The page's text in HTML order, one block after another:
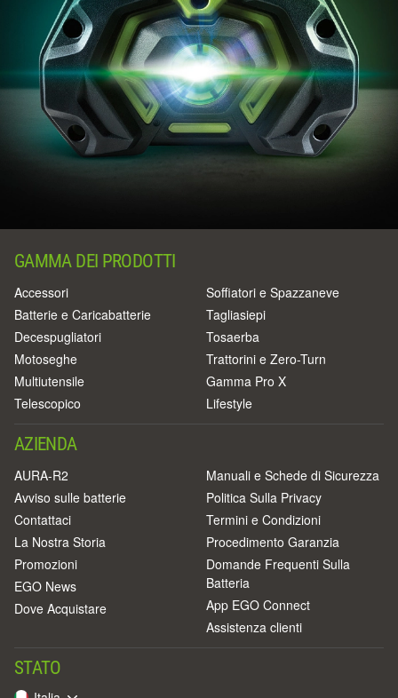
GAMMA DEI PRODOTTI
Accessori
Batterie e Caricabatterie
Decespugliatori
Motoseghe
Multiutensile
Telescopico
Soffiatori e Spazzaneve
Tagliasiepi
Tosaerba
Trattorini e Zero-Turn
Gamma Pro X
Lifestyle
AZIENDA
AURA-R2
Avviso sulle batterie
Contattaci
La Nostra Storia
Promozioni
EGO News
Dove Acquistare
Manuali e Schede di Sicurezza
Politica Sulla Privacy
Termini e Condizioni
Procedimento Garanzia
Domande Frequenti Sulla
Batteria
App EGO Connect
Assistenza clienti
STATO